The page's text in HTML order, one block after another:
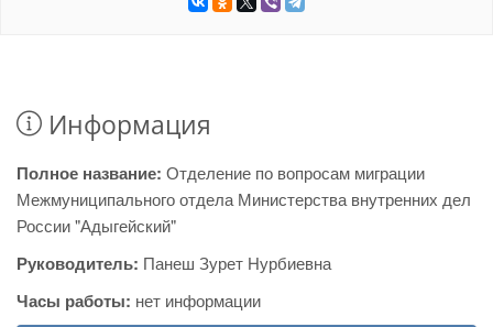
Информация
Полное название: Отделение по вопросам миграции
Межмуниципального отдела Министерства внутренних дел
России "Адыгейский"
Руководитель: Панеш Зурет Нурбиевна
Часы работы: нет информации